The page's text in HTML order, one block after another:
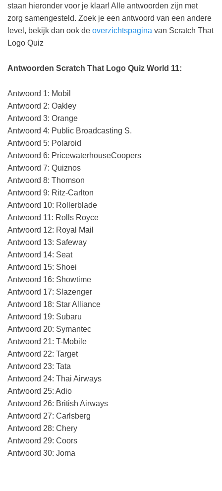
staan hieronder voor je klaar! Alle antwoorden zijn met
zorg samengesteld. Zoek je een antwoord van een andere
level, bekijk dan ook de overzichtspagina van Scratch That
Logo Quiz
Antwoorden Scratch That Logo Quiz World 11:
Antwoord 1: Mobil
Antwoord 2: Oakley
Antwoord 3: Orange
Antwoord 4: Public Broadcasting S.
Antwoord 5: Polaroid
Antwoord 6: PricewaterhouseCoopers
Antwoord 7: Quiznos
Antwoord 8: Thomson
Antwoord 9: Ritz-Carlton
Antwoord 10: Rollerblade
Antwoord 11: Rolls Royce
Antwoord 12: Royal Mail
Antwoord 13: Safeway
Antwoord 14: Seat
Antwoord 15: Shoei
Antwoord 16: Showtime
Antwoord 17: Slazenger
Antwoord 18: Star Alliance
Antwoord 19: Subaru
Antwoord 20: Symantec
Antwoord 21: T-Mobile
Antwoord 22: Target
Antwoord 23: Tata
Antwoord 24: Thai Airways
Antwoord 25: Adio
Antwoord 26: British Airways
Antwoord 27: Carlsberg
Antwoord 28: Chery
Antwoord 29: Coors
Antwoord 30: Joma